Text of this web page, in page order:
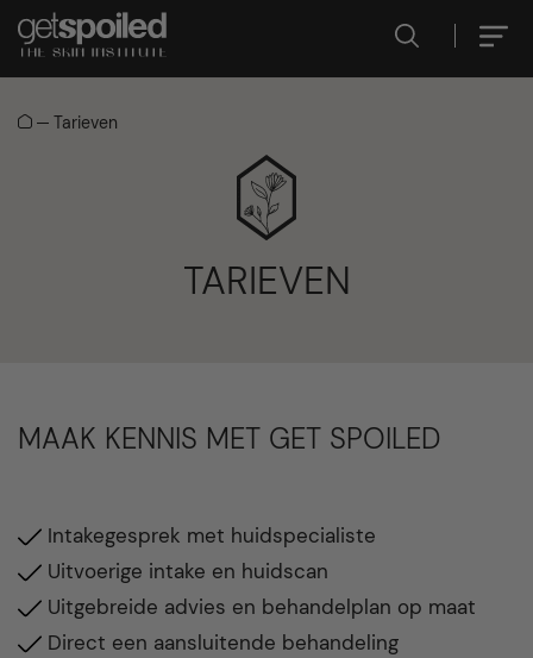
Tarieven
TARIEVEN
MAAK KENNIS MET GET SPOILED
Intakegesprek met huidspecialiste
Uitvoerige intake en huidscan
Uitgebreide advies en behandelplan op maat
Direct een aansluitende behandeling